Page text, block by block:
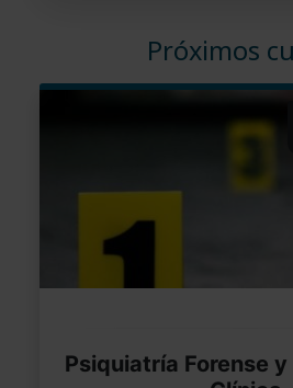
Próximos
Psiquiatría Forense